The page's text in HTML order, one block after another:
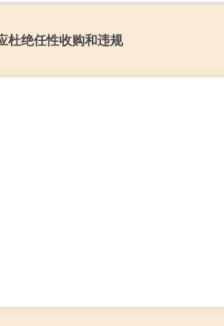
杜绝任性收购和违规